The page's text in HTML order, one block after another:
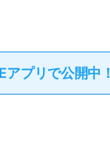
プリで公開中！